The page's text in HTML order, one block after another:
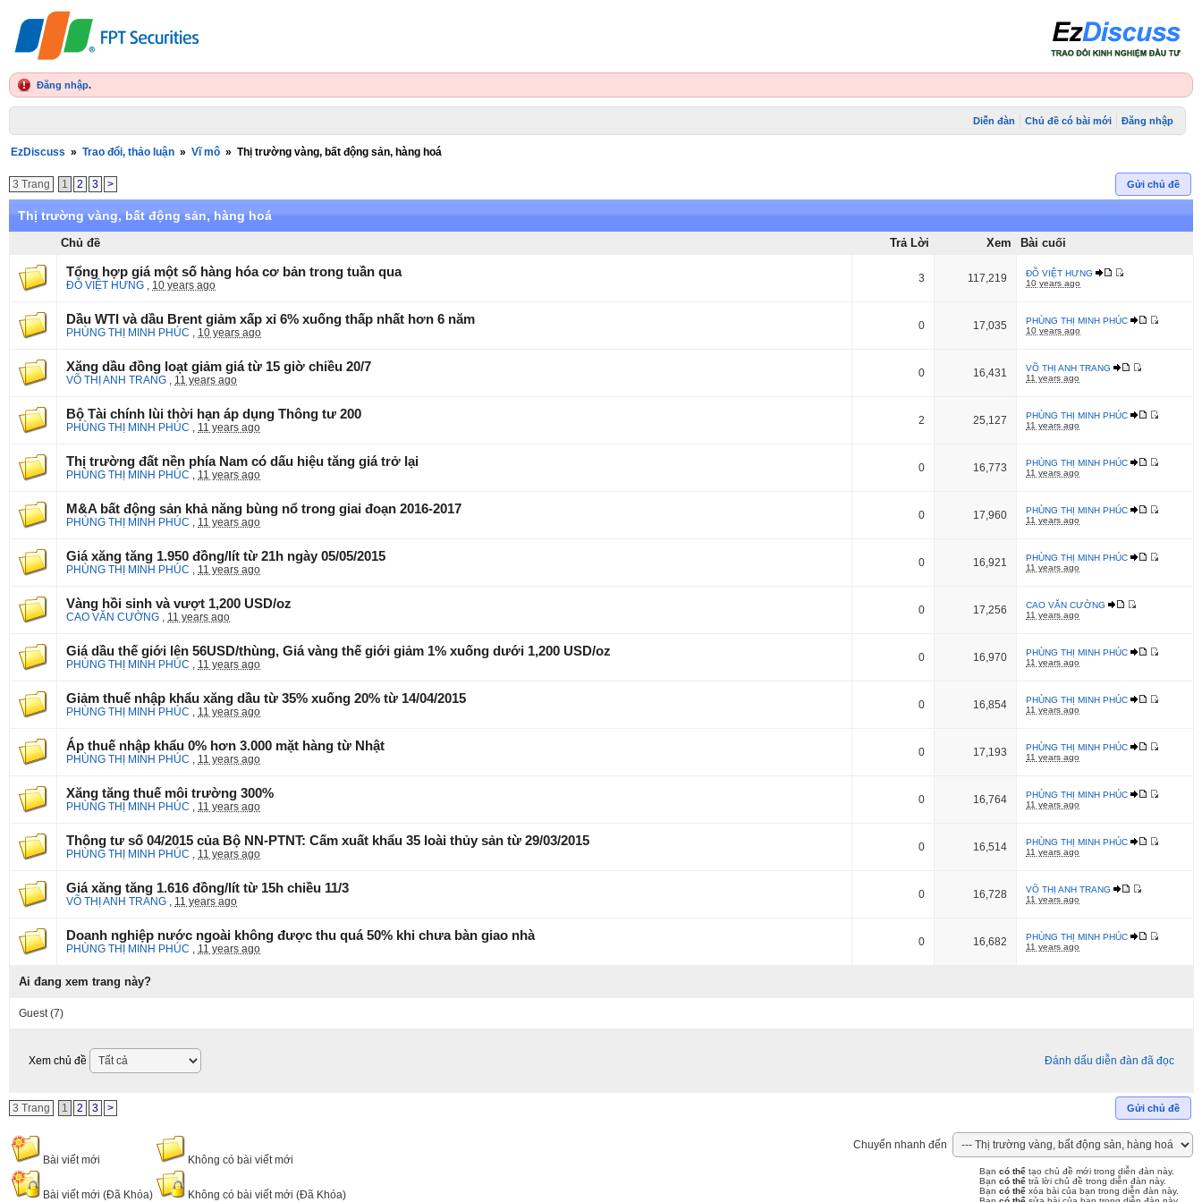
Đăng nhập.
Diễn đàn Chủ đề có bài mới Đăng nhập
EzDiscuss » Trao đổi, thảo luận » Vĩ mô » Thị trường vàng, bất động sản, hàng hoá
3 Trang 1 2 3 > Gửi chủ đề
Thị trường vàng, bất động sản, hàng hoá
Chủ đề Trả Lời Xem Bài cuối
Tổng hợp giá một số hàng hóa cơ bản trong tuần qua
ĐỖ VIỆT HƯNG , 10 years ago
3 117,219
ĐỖ VIỆT HƯNG
10 years ago
Dầu WTI và dầu Brent giảm xấp xỉ 6% xuống thấp nhất hơn 6 năm
PHÙNG THỊ MINH PHÚC , 10 years ago
0 17,035
PHÙNG THỊ MINH PHÚC
10 years ago
Xăng dầu đồng loạt giảm giá từ 15 giờ chiều 20/7
VÕ THỊ ANH TRANG , 11 years ago
0 16,431
VÕ THỊ ANH TRANG
11 years ago
Bộ Tài chính lùi thời hạn áp dụng Thông tư 200
PHÙNG THỊ MINH PHÚC , 11 years ago
2 25,127
PHÙNG THỊ MINH PHÚC
11 years ago
Thị trường đất nền phía Nam có dấu hiệu tăng giá trở lại
PHÙNG THỊ MINH PHÚC , 11 years ago
0 16,773
PHÙNG THỊ MINH PHÚC
11 years ago
M&A bất động sản khả năng bùng nổ trong giai đoạn 2016-2017
PHÙNG THỊ MINH PHÚC , 11 years ago
0 17,960
PHÙNG THỊ MINH PHÚC
11 years ago
Giá xăng tăng 1.950 đồng/lít từ 21h ngày 05/05/2015
PHÙNG THỊ MINH PHÚC , 11 years ago
0 16,921
PHÙNG THỊ MINH PHÚC
11 years ago
Vàng hồi sinh và vượt 1,200 USD/oz
CAO VĂN CƯỜNG , 11 years ago
0 17,256
CAO VĂN CƯỜNG
11 years ago
Giá dầu thế giới lên 56USD/thùng, Giá vàng thế giới giảm 1% xuống dưới 1,200 USD/oz
PHÙNG THỊ MINH PHÚC , 11 years ago
0 16,970
PHÙNG THỊ MINH PHÚC
11 years ago
Giảm thuế nhập khẩu xăng dầu từ 35% xuống 20% từ 14/04/2015
PHÙNG THỊ MINH PHÚC , 11 years ago
0 16,854
PHÙNG THỊ MINH PHÚC
11 years ago
Áp thuế nhập khẩu 0% hơn 3.000 mặt hàng từ Nhật
PHÙNG THỊ MINH PHÚC , 11 years ago
0 17,193
PHÙNG THỊ MINH PHÚC
11 years ago
Xăng tăng thuế môi trường 300%
PHÙNG THỊ MINH PHÚC , 11 years ago
0 16,764
PHÙNG THỊ MINH PHÚC
11 years ago
Thông tư số 04/2015 của Bộ NN-PTNT: Cấm xuất khẩu 35 loài thủy sản từ 29/03/2015
PHÙNG THỊ MINH PHÚC , 11 years ago
0 16,514
PHÙNG THỊ MINH PHÚC
11 years ago
Giá xăng tăng 1.616 đồng/lít từ 15h chiều 11/3
VÕ THỊ ANH TRANG , 11 years ago
0 16,728
VÕ THỊ ANH TRANG
11 years ago
Doanh nghiệp nước ngoài không được thu quá 50% khi chưa bàn giao nhà
PHÙNG THỊ MINH PHÚC , 11 years ago
0 16,682
PHÙNG THỊ MINH PHÚC
11 years ago
Ai đang xem trang này?
Guest(7)
Xem chủ đề Đánh dấu diễn đàn đã đọc
3 Trang 1 2 3 > Gửi chủ đề
Chuyển nhanh đến
Bài viết mới
Không có bài viết mới
Bài viết mới (Đã Khóa) Không có bài viết mới (Đã Khóa)
Bạn có thể tạo chủ đề mới trong diễn đàn này.
Bạn có thể trả lời chủ đề trong diễn đàn này.
Bạn có thể xóa bài của bạn trong diễn đàn này.